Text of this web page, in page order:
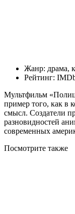
Жанр: драма,
Рейтинг:
Мультфильм
пример того, как в
смысл. Создатели
разновидностей
современных
Посмотрите также